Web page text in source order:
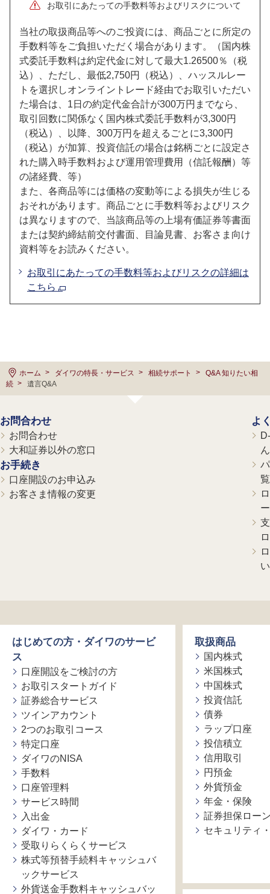
お取引にあたっての手数料等およびリスクについて
当社の取扱商品等へのご投資には、商品ごとに所定の
手数料等をご負担いただく場合があります。（国内株
式委託手数料は約定代金に対して最大1.26500％（税
込）、ただし、最低2,750円（税込）、ハッスルレー
トを選択しオンライントレード経由でお取引いただい
た場合は、1日の約定代金合計が300万円までなら、
取引回数に関係なく国内株式委託手数料が3,300円
（税込）、以降、300万円を超えるごとに3,300円
（税込）が加算、投資信託の場合は銘柄ごとに設定さ
れた購入時手数料および運用管理費用（信託報酬）等
の諸経費、等）
また、各商品等には価格の変動等による損失が生じる
おそれがあります。商品ごとに手数料等およびリスク
は異なりますので、当該商品等の上場有価証券等書面
または契約締結前交付書面、目論見書、お客さま向け
資料等をお読みください。
お取引にあたっての手数料等およびリスクの詳細は
こちら
ホーム ダイワの特長・サービス 相続サポート
Q&A 知りたい相
続
遺言Q&A
お問合わせ
お問合わせ
大和証券以外の窓口
お手続き
口座開設のお申込み
お客さま情報の変更
よ
はじめての方・ダイワのサービ
ス
口座開設をご検討の方
お取引スタートガイド
証券総合サービス
ツインアカウント
2つのお取引コース
特定口座
ダイワのNISA
手数料
口座管理料
サービス時間
入出金
ダイワ・カード
受取りらくらくサービス
株式等預替手続料キャッシュバ
ックサービス
外貨送金手数料キャッシュバッ
取扱商品
国内株式
米国株式
中国株式
投資信託
債券
ラップ口座
投信積立
信用取引
円預金
外貨預金
年金・保険
証券担保ロー
セキュリティ